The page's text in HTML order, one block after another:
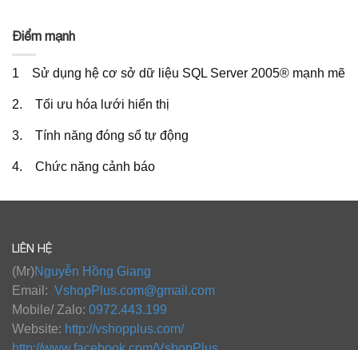
Điểm mạnh
1 Sử dụng hệ cơ sở dữ liệu SQL Server 2005® mạnh mẽ
2. Tối ưu hóa lưới hiển thị
3. Tính năng đóng sổ tự động
4. Chức năng cảnh báo
LIÊN HỆ
(Mr)Nguyễn Hồng Giang
Email: VshopPlus.com@gmail.com
Mobile/ Zalo: 0972.443.199
Website: http://vshopplus.com/